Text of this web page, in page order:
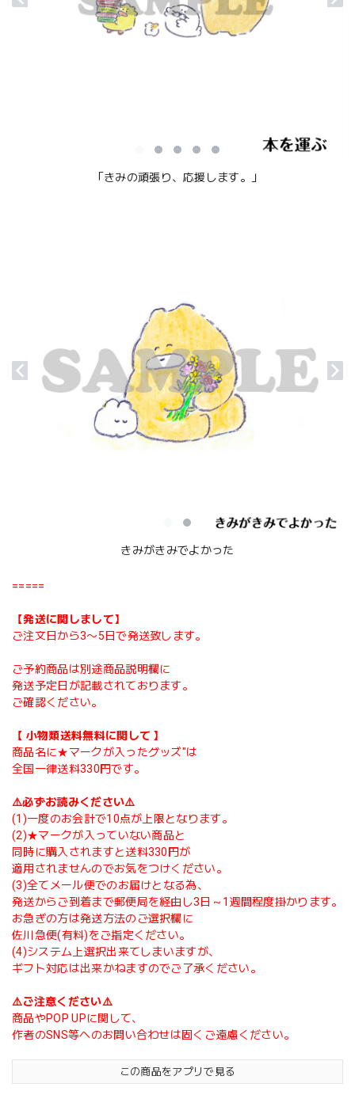
「きみの頑張り、応援します。」
きみがきみでよかった
=====
【発送に関しまして】
ご注文日から3〜5日で発送致します。
ご予約商品は別途商品説明欄に
発送予定日が記載されております。
ご確認ください。
【 小物類送料無料に関して 】
商品名に★マークが入ったグッズ"は
全国一律送料330円です。
⚠️必ずお読みください⚠️
(1)一度のお会計で10点が上限となります。
(2)★マークが入っていない商品と
同時に購入されますと送料330円が
適用されませんのでお気をつけください。
(3)全てメール便でのお届けとなる為、
発送からご到着まで郵便局を経由し3日～1週間程度掛かります。
お急ぎの方は発送方法のご選択欄に
佐川急便(有料)をご指定ください。
(4)システム上選択出来てしまいますが、
ギフト対応は出来かねますのでご了承ください。
⚠️ご注意ください⚠️
商品やPOP UPに関して、
作者のSNS等へのお問い合わせは固くご遠慮ください。
この商品をアプリで見る